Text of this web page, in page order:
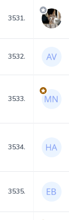
3531.
3532.
3533.
3534.
3535.